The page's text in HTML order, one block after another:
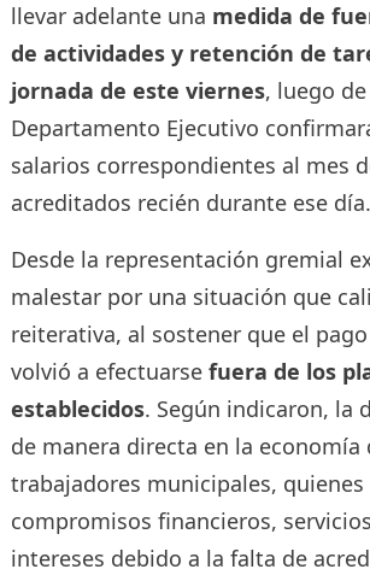
llevar adelante una medida de
de actividades y retención de
jornada de este viernes, luego
Departamento Ejecutivo
salarios correspondientes al mes
acreditados recién durante ese día.
Desde la representación gremial
malestar por una situación que
reiterativa, al sostener que el
volvió a efectuarse fuera de los
establecidos. Según indicaron, la
de manera directa en la economía
trabajadores municipales,
compromisos financieros,
intereses debido a la falta de